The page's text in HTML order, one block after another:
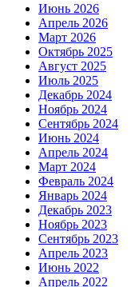
Июнь 2026
Апрель 2026
Март 2026
Октябрь 2025
Август 2025
Июль 2025
Декабрь 2024
Ноябрь 2024
Сентябрь 2024
Июнь 2024
Апрель 2024
Март 2024
Февраль 2024
Январь 2024
Декабрь 2023
Ноябрь 2023
Сентябрь 2023
Апрель 2023
Июнь 2022
Апрель 2022